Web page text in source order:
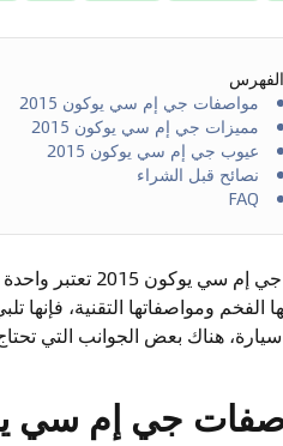
الفهرس
مواصفات جي إم سي يوكون 2015
مميزات جي إم سي يوكون 2015
عيوب جي إم سي يوكون 2015
نصائح قبل الشراء
FAQ
سيارة جي إم
الفخم ومواصفاتها التقنية، فإنها
هناك بعض الجوانب التي
جي إم سي